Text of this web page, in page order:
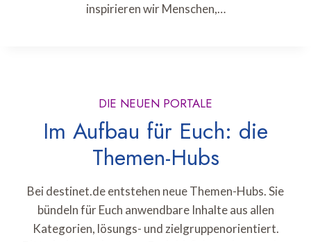
inspirieren wir Menschen,…
DIE NEUEN PORTALE
Im Aufbau für Euch: die
Themen-Hubs
Bei destinet.de entstehen neue Themen-Hubs. Sie
bündeln für Euch anwendbare Inhalte aus allen
Kategorien, lösungs- und zielgruppenorientiert.